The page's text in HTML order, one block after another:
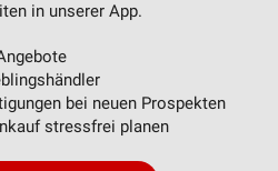
in unserer App.
bei neuen Prospekten
stressfrei planen